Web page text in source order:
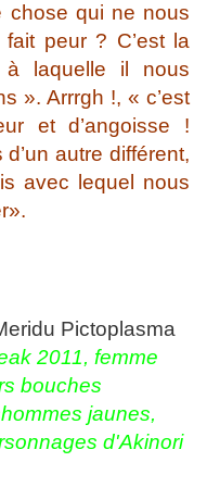
chose qui ne nous
peur ? C’est la
à laquelle il nous
». Arrrgh !, « c’est
et d’angoisse !
autre différent,
avec lequel nous
2011, femme
bouches
jaunes,
d'Akinori